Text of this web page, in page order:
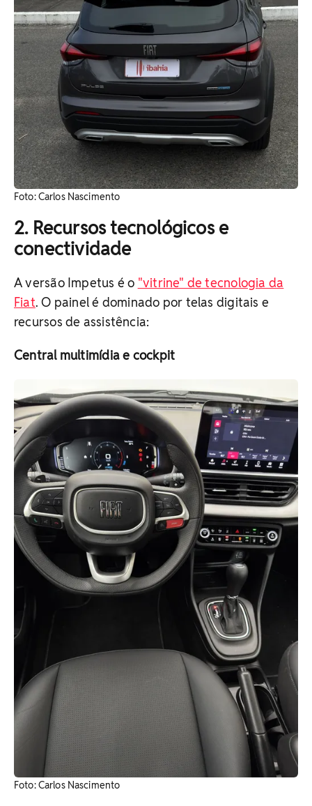
Foto: Carlos Nascimento
2. Recursos tecnológicos e
conectividade
A versão Impetus é o "vitrine" de tecnologia da
Fiat. O painel é dominado por telas digitais e
recursos de assistência:
Central multimídia e cockpit
Foto: Carlos Nascimento